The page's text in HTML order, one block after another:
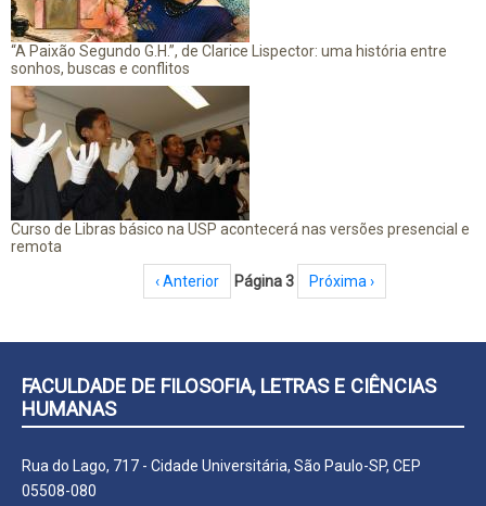
“A Paixão Segundo G.H.”, de Clarice Lispector: uma história entre
sonhos, buscas e conflitos
Curso de Libras básico na USP acontecerá nas versões presencial e
remota
Página anterior
‹ Anterior Página 3 Próxima página
Próxima ›
FACULDADE DE FILOSOFIA, LETRAS E CIÊNCIAS
HUMANAS
Rua do Lago, 717 - Cidade Universitária, São Paulo-SP, CEP
05508-080